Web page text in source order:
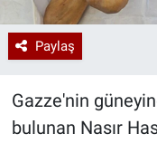
Paylaş
Gazze'nin
bulunan Nasır